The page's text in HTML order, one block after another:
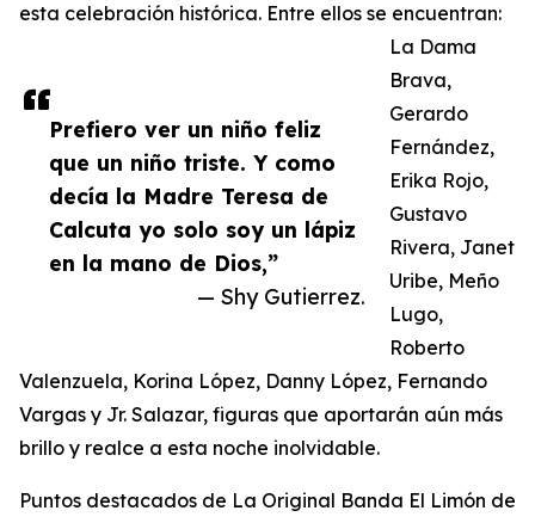
Prefiero ver un niño feliz
que un niño triste. Y como
decía la Madre Teresa de
Calcuta yo solo soy un lápiz
en la mano de Dios,”
— Shy Gutierrez.
esta celebración histórica. Entre ellos se encuentran:
La Dama
Brava,
Gerardo
Fernández,
Erika Rojo,
Gustavo
Rivera, Janet
Uribe, Meño
Lugo,
Roberto
Valenzuela, Korina López, Danny López, Fernando
Vargas y Jr. Salazar, figuras que aportarán aún más
brillo y realce a esta noche inolvidable.
Puntos destacados de La Original Banda El Limón de